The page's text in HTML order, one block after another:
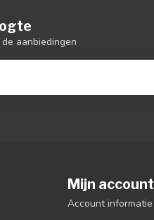
aanbiedingen
Mijn account
Account informatie